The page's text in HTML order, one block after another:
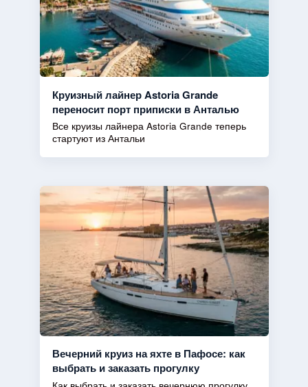
Круизный лайнер Astoria Grande
переносит порт приписки в Анталью
Все круизы лайнера Astoria Grande теперь
стартуют из Антальи
Вечерний круиз на яхте в Пафосе: как
выбрать и заказать прогулку